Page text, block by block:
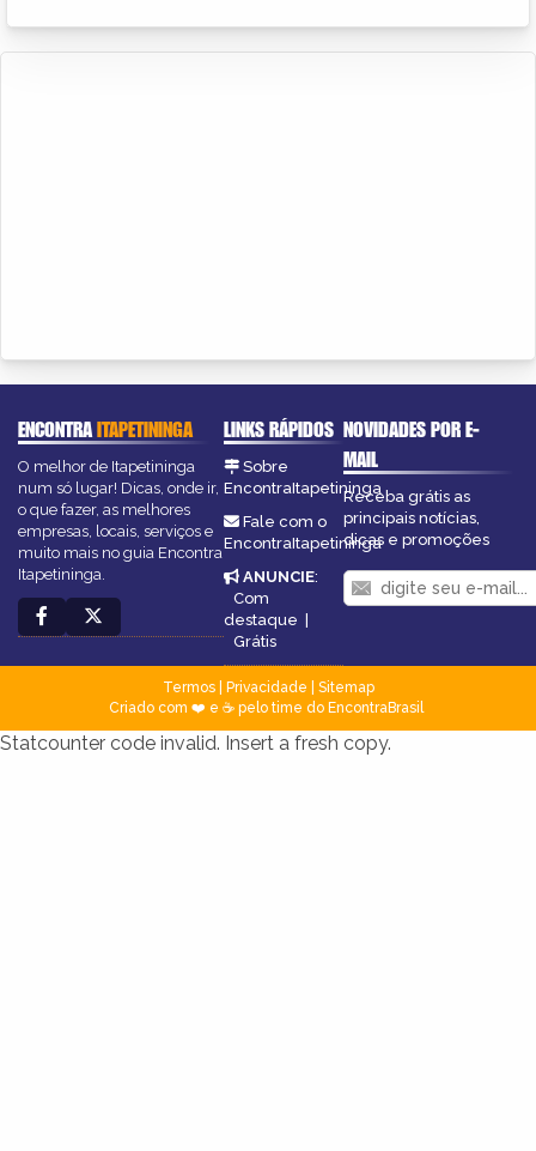
ENCONTRAITAPETININGA
O melhor de Itapetininga
num só lugar! Dicas, onde ir,
o que fazer, as melhores
empresas, locais, serviços e
muito mais no guia Encontra
Itapetininga.
LINKS RÁPIDOS
Sobre
EncontraItapetininga
Fale com o
EncontraItapetininga
ANUNCIE:
Com
destaque |
Grátis
NOVIDADES POR E-
MAIL
Receba grátis as
principais notícias,
dicas e promoções
Termos| Privacidade
Sitemap
Criado com ❤️ e ☕ pelo time do EncontraBrasil
Statcounter code invalid. Insert a fresh copy.